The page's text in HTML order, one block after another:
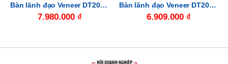
Bàn lãnh đạo Veneer DT2010V14
7.980.000 ₫
Bàn lãnh đạo Veneer DT2010V2
6.909.000 ₫